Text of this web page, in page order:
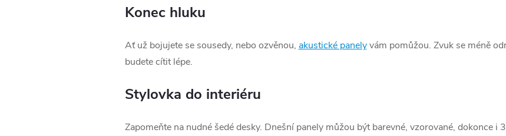
Konec hluku
Ať už bojujete se sousedy, nebo ozvěnou, akustické panelyvám pomůžou. Zvuk se méně
budete cítit lépe.
Stylovka do interiéru
Zapomeňte na nudné šedé desky. Dnešní panely můžou být barevné, vzorované, dokonce i